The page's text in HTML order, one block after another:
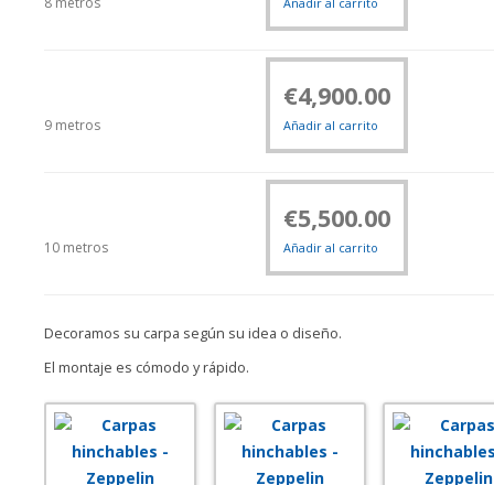
9 metros
€4,900.00
Añadir al carrito
10 metros
€5,500.00
Añadir al carrito
Decoramos su carpa según su idea o diseño.
El montaje es cómodo y rápido.